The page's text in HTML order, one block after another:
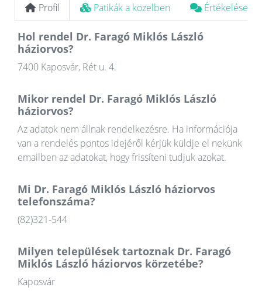
Profil Patikák a közelben Értékelések
Hol rendel Dr. Faragó Miklós László
háziorvos?
7400 Kaposvár, Rét u. 4.
Mikor rendel Dr. Faragó Miklós László
háziorvos?
Az adatok nem állnak rendelkezésre. Ha információja
van a rendelés pontos idejéről kérjük küldje el nekünk
emailben az adatokat, hogy frissíteni tudjuk azokat.
Mi Dr. Faragó Miklós László háziorvos
telefonszáma?
(82)321-544
Milyen települések tartoznak Dr. Faragó
Miklós László háziorvos körzetébe?
Kaposvár